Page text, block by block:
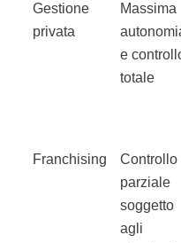
Gestione
privata
Massima
e
totale
Franchising
Controllo
parziale
soggetto
agli